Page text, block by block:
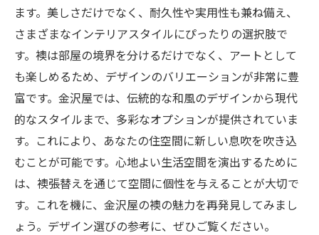
ます。美しさだけでなく、耐久性や実用性も兼ね備え、
さまざまなインテリアスタイルにぴったりの選択肢で
す。襖は部屋の境界を分けるだけでなく、アートとして
も楽しめるため、デザインのバリエーションが非常に豊
富です。金沢屋では、伝統的な和風のデザインから現代
的なスタイルまで、多彩なオプションが提供されていま
す。これにより、あなたの住空間に新しい息吹を吹き込
むことが可能です。心地よい生活空間を演出するために
は、襖張替えを通じて空間に個性を与えることが大切で
す。これを機に、金沢屋の襖の魅力を再発見してみまし
ょう。デザイン選びの参考に、ぜひご覧ください。